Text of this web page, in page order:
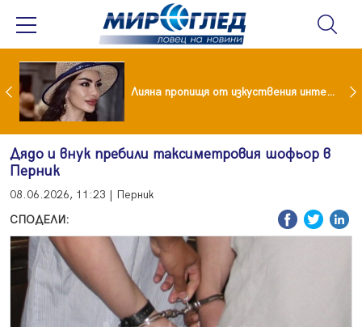
Популярен риалити герой заряза жена си заради друга Лияна пропищя от изкуствения интелект
Дядо и внук пребили таксиметровия шофьор в
Перник
08.06.2026, 11:23 | Перник
СПОДЕЛИ: